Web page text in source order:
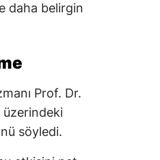
daha belirgin
Prof. Dr.
üzerindeki
söyledi.